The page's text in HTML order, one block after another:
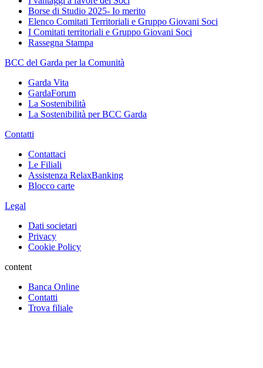
Borse di Studio 2025- Io merito
Elenco Comitati Territoriali e Gruppo Giovani Soci
I Comitati territoriali e Gruppo Giovani Soci
Rassegna Stampa
BCC del Garda per la Comunità
Garda Vita
GardaForum
La Sostenibilità
La Sostenibilità per BCC Garda
Contatti
Contattaci
Le Filiali
Assistenza RelaxBanking
Blocco carte
Legal
Dati societari
Privacy
Cookie Policy
content
Banca Online
Contatti
Trova filiale